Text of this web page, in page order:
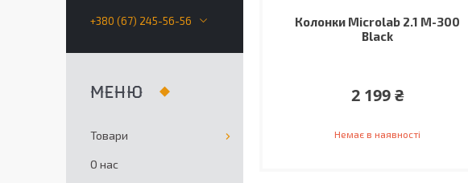
Колонки Microlab 2.1 M-300
Black
2 199 ₴
Немає в наявності
+380 (67) 245-56-56
Товари
О нас